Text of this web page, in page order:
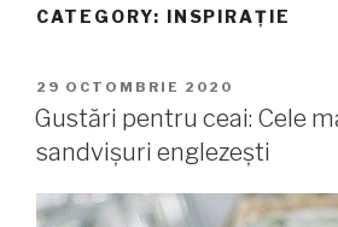
CATEGORY: INSPIRAȚIE
PUBLICAT
PE
29 OCTOMBRIE 2020
Gustări pentru ceai: Cele
sandvișuri englezești